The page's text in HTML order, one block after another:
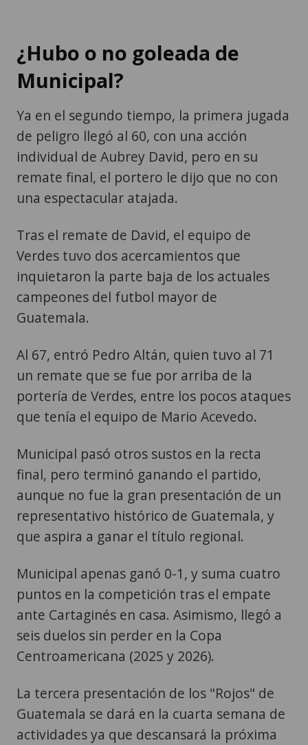
¿Hubo o no goleada de
Municipal?
Ya en el segundo tiempo, la primera jugada
de peligro llegó al 60, con una acción
individual de Aubrey David, pero en su
remate final, el portero le dijo que no con
una espectacular atajada.
Tras el remate de David, el equipo de
Verdes tuvo dos acercamientos que
inquietaron la parte baja de los actuales
campeones del futbol mayor de
Guatemala.
Al 67, entró Pedro Altán, quien tuvo al 71
un remate que se fue por arriba de la
portería de Verdes, entre los pocos ataques
que tenía el equipo de Mario Acevedo.
Municipal pasó otros sustos en la recta
final, pero terminó ganando el partido,
aunque no fue la gran presentación de un
representativo histórico de Guatemala, y
que aspira a ganar el título regional.
Municipal apenas ganó 0-1, y suma cuatro
puntos en la competición tras el empate
ante Cartaginés en casa. Asimismo, llegó a
seis duelos sin perder en la Copa
Centroamericana (2025 y 2026).
La tercera presentación de los "Rojos" de
Guatemala se dará en la cuarta semana de
actividades ya que descansará la próxima